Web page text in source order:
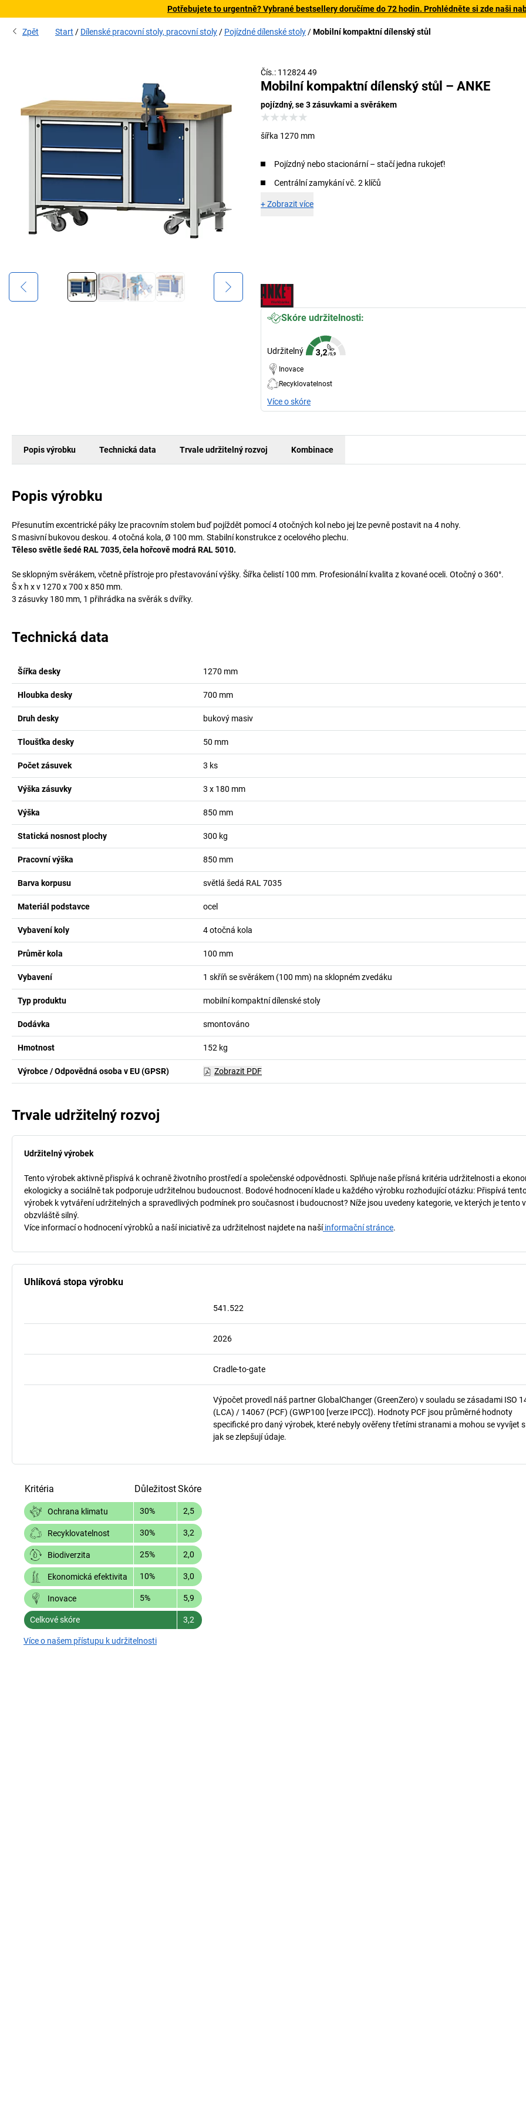
Potřebujete to urgentně? Vybrané bestsellery doručíme do 72 hodin. Prohlédněte si zde naši
Zpět Start Dílenské pracovní stoly, pracovní stoly Pojízdné dílenské stoly Mobilní kompaktní dílenský stůl
Čís.: 112824 49
Mobilní kompaktní dílenský stůl – ANKE
pojízdný, se 3 zásuvkami a svěrákem
šířka 1270 mm
Pojízdný nebo stacionární – stačí jedna rukojeť!
Centrální zamykání vč. 2 klíčů
+Zobrazit více
Skóre udržitelnosti:
Udržitelný
Inovace
Recyklovatelnost
Více o skóre
Popis výrobku Technická data Trvale udržitelný rozvoj Kombinace
Popis výrobku
Přesunutím excentrické páky lze pracovním stolem buď pojíždět pomocí 4 otočných kol nebo jej lze pevně postavit na 4 nohy.
S masivní bukovou deskou. 4 otočná kola, Ø 100 mm. Stabilní konstrukce z ocelového plechu.
Těleso světle šedé RAL 7035, čela hořcově modrá RAL 5010.
Se sklopným svěrákem, včetně přístroje pro přestavování výšky. Šířka čelistí 100 mm. Profesionální kvalita z kované oceli. Otočný o 360°.
Š x h x v 1270 x 700 x 850 mm.
3 zásuvky 180 mm, 1 přihrádka na svěrák s dvířky.
Technická data
Šířka desky 1270 mm
Hloubka desky 700 mm
Druh desky bukový masiv
Tloušťka desky 50 mm
Počet zásuvek 3 ks
Výška zásuvky 3 x 180 mm
Výška 850 mm
Statická nosnost plochy 300 kg
Pracovní výška 850 mm
Barva korpusu světlá šedá RAL 7035
Materiál podstavce ocel
Vybavení koly 4 otočná kola
Průměr kola 100 mm
Vybavení 1 skříň se svěrákem (100 mm) na sklopném zvedáku
Typ produktu mobilní kompaktní dílenské stoly
Dodávka smontováno
Hmotnost 152 kg
Výrobce / Odpovědná osoba v EU (GPSR) Zobrazit PDF
Trvale udržitelný rozvoj
Udržitelný výrobek
Tento výrobek aktivně přispívá k ochraně životního prostředí a společenské odpovědnosti. Splňuje naše přísná kritéria udržitelnosti a
ekologicky a sociálně tak podporuje udržitelnou budoucnost. Bodové hodnocení klade u každého výrobku rozhodující otázku: Přispívá
výrobek k vytváření udržitelných a spravedlivých podmínek pro současnost i budoucnost? Níže jsou uvedeny kategorie, ve kterých je tento
obzvláště silný.
Více informací o hodnocení výrobků a naší iniciativě za udržitelnost najdete na našíinformační stránce.
Uhlíková stopa výrobku
541.522
2026
Cradle-to-gate
Výpočet provedl náš partner GlobalChanger (GreenZero) v souladu se zásadami ISO
(LCA) / 14067 (PCF) (GWP100 [verze IPCC]). Hodnoty PCF jsou průměrné hodnoty
specifické pro daný výrobek, které nebyly ověřeny třetími stranami a mohou se vyvíjet
jak se zlepšují údaje.
Kritéria DůležitostSkóre
Ochrana klimatu 30% 2,5
Recyklovatelnost 30% 3,2
Biodiverzita 25% 2,0
Ekonomická efektivita 10% 3,0
Inovace 5% 5,9
Celkové skóre 3,2
Více o našem přístupu k udržitelnosti